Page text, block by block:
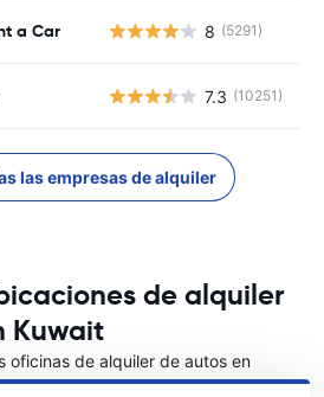
a Car 8 (5291)
7.3 (10251)
las empresas de alquiler
de alquiler
Kuwait
oficinas de alquiler de autos en